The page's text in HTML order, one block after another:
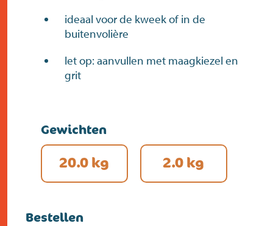
ideaal voor de kweek of in de
buitenvolière
let op: aanvullen met maagkiezel en
grit
Gewichten
20.0 kg 2.0 kg
Bestellen